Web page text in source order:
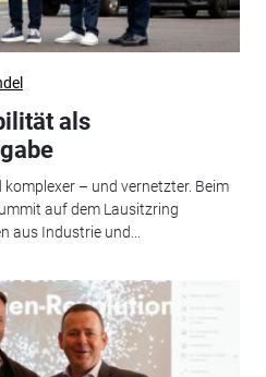
als
– und vernetzter. Beim
auf dem Lausitzring
aus Industrie und...